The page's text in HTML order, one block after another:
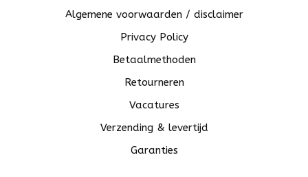
Algemene voorwaarden / disclaimer
Privacy Policy
Betaalmethoden
Retourneren
Vacatures
Verzending & levertijd
Garanties